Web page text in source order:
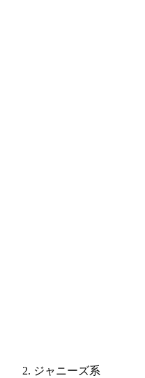
ジャニーズ系